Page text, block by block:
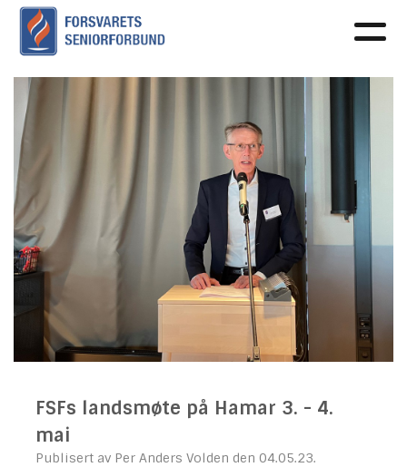
FSFs landsmøte på Hamar 3. - 4.
mai
Publisert av Per Anders Volden den 04.05.23.